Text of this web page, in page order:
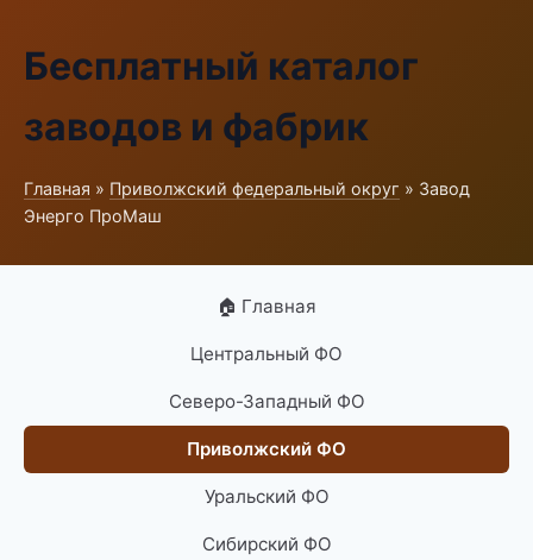
Бесплатный каталог
заводов и фабрик
Главная » Приволжский федеральный округ » Завод
Энерго ПроМаш
🏠 Главная
Центральный ФО
Северо-Западный ФО
Приволжский ФО
Уральский ФО
Сибирский ФО